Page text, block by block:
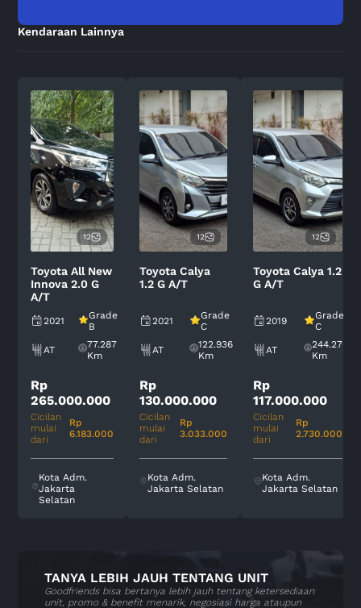
Kendaraan Lainnya
12
Toyota All New
Innova 2.0 G
A/T
2021
Grade
B
AT
77.287
Km
Rp
265.000.000
Cicilan
mulai
dari
Rp
6.183.000
Kota Adm.
Jakarta
Selatan
12
Toyota Calya
1.2 G A/T
2021
Grade
C
AT
122.936
Km
Rp
130.000.000
Cicilan
mulai
dari
Rp
3.033.000
Kota Adm.
Jakarta Selatan
12
Toyota Calya 1.2
G A/T
2019
Grade
C
AT
244.270
Km
Rp
117.000.000
Cicilan
mulai
dari
Rp
2.730.000
Kota Adm.
Jakarta Selatan
TANYA LEBIH JAUH TENTANG UNIT
Goodfriends bisa bertanya lebih jauh tentang ketersediaan
unit, promo & benefit menarik, negosiasi harga ataupun